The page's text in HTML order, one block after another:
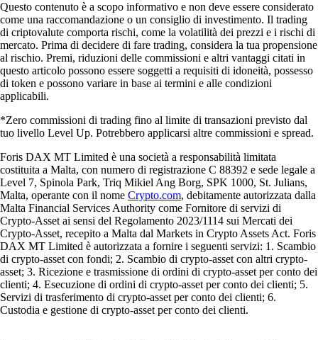
Questo contenuto è a scopo informativo e non deve essere considerato
come una raccomandazione o un consiglio di investimento. Il trading
di criptovalute comporta rischi, come la volatilità dei prezzi e i rischi di
mercato. Prima di decidere di fare trading, considera la tua propensione
al rischio. Premi, riduzioni delle commissioni e altri vantaggi citati in
questo articolo possono essere soggetti a requisiti di idoneità, possesso
di token e possono variare in base ai termini e alle condizioni
applicabili.
*Zero commissioni di trading fino al limite di transazioni previsto dal
tuo livello Level Up. Potrebbero applicarsi altre commissioni e spread.
Foris DAX MT Limited è una società a responsabilità limitata
costituita a Malta, con numero di registrazione C 88392 e sede legale a
Level 7, Spinola Park, Triq Mikiel Ang Borg, SPK 1000, St. Julians,
Malta, operante con il nome Crypto.com, debitamente autorizzata dalla
Malta Financial Services Authority come Fornitore di servizi di
Crypto-Asset ai sensi del Regolamento 2023/1114 sui Mercati dei
Crypto-Asset, recepito a Malta dal Markets in Crypto Assets Act. Foris
DAX MT Limited è autorizzata a fornire i seguenti servizi: 1. Scambio
di crypto-asset con fondi; 2. Scambio di crypto-asset con altri crypto-
asset; 3. Ricezione e trasmissione di ordini di crypto-asset per conto dei
clienti; 4. Esecuzione di ordini di crypto-asset per conto dei clienti; 5.
Servizi di trasferimento di crypto-asset per conto dei clienti; 6.
Custodia e gestione di crypto-asset per conto dei clienti.